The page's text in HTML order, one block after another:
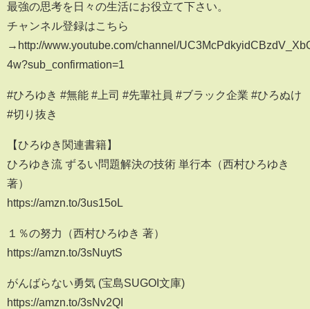
最強の思考を日々の生活にお役立て下さい。
チャンネル登録はこちら
→http://www.youtube.com/channel/
4w?sub_confirmation=1
#ひろゆき #無能 #上司 #先輩社員 #ブラック企業 #ひろぬけ
#切り抜き
【ひろゆき関連書籍】
ひろゆき流 ずるい問題解決の技術 単行本（西村ひろゆき
著）
https://amzn.to/3us15oL
１％の努力（西村ひろゆき 著）
https://amzn.to/3sNuytS
がんばらない勇気 (宝島SUGOI文庫)
https://amzn.to/3sNv2QI